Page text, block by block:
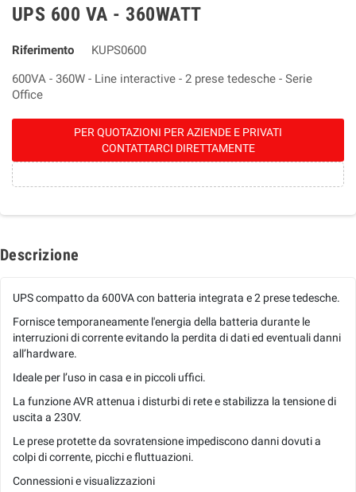
UPS 600 VA - 360WATT
Riferimento
KUPS0600
600VA - 360W - Line interactive - 2 prese tedesche - Serie
Office
PER QUOTAZIONI PER AZIENDE E PRIVATI
CONTATTARCI DIRETTAMENTE
Descrizione
UPS compatto da 600VA con batteria integrata e 2 prese tedesche.
Fornisce temporaneamente l'energia della batteria durante le
interruzioni di corrente evitando la perdita di dati ed eventuali danni
all’hardware.
Ideale per l’uso in casa e in piccoli uffici.
La funzione AVR attenua i disturbi di rete e stabilizza la tensione di
uscita a 230V.
Le prese protette da sovratensione impediscono danni dovuti a
colpi di corrente, picchi e fluttuazioni.
Connessioni e visualizzazioni